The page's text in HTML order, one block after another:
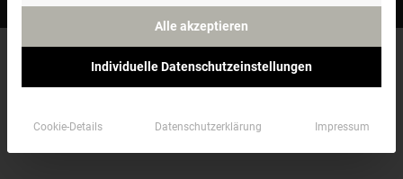
AGB
Alle akzeptieren
Individuelle Datenschutzeinstellungen
Cookie-Details Datenschutzerklärung Impressum